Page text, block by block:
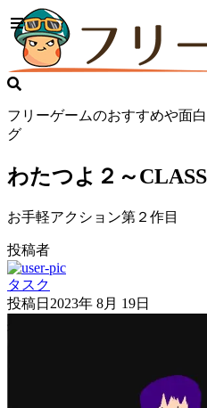
フリーゲームのおすすめや面
グ
わたつよ２～
お手軽アクション第２作目
投稿者
タスク
投稿日 2023年 8月 19日